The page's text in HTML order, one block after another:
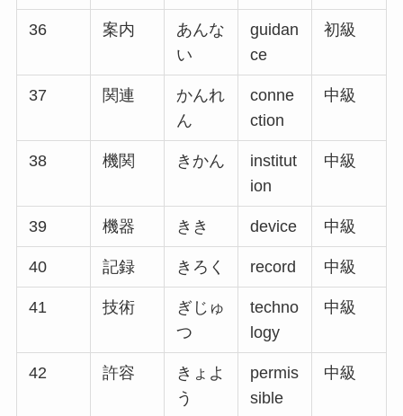
36 案内
あんな
い
guidan
ce
初級
37 関連
かんれ
ん
conne
ction
中級
38 機関 きかん
institut
ion
中級
39 機器 きき device 中級
40 記録 きろく record 中級
41 技術
ぎじゅ
つ
techno
logy
中級
42 許容
きょよ
う
permis
sible
中級